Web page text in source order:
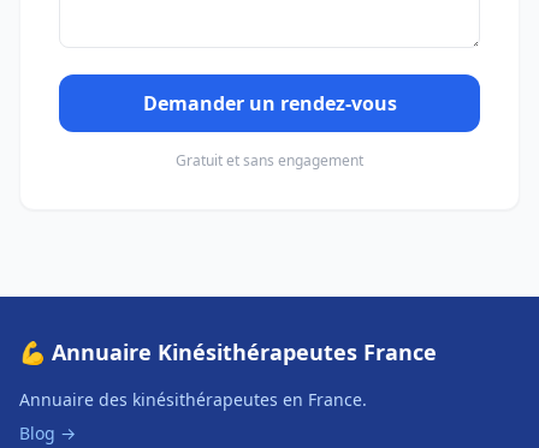
Demander un rendez-vous
Gratuit et sans engagement
💪 Annuaire Kinésithérapeutes France
Annuaire des kinésithérapeutes en France.
Blog →